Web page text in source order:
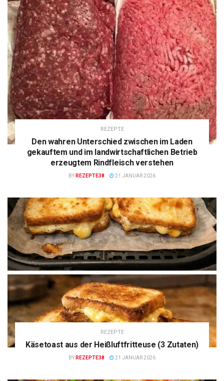
REZEPTE
Den wahren Unterschied zwischen im Laden
gekauftem und im landwirtschaftlichen Betrieb
erzeugtem Rindfleisch verstehen
BY REZEPTE38 21 JANUAR 2026
REZEPTE
Käsetoast aus der Heißluftfritteuse (3 Zutaten)
BY REZEPTE38 21 JANUAR 2026